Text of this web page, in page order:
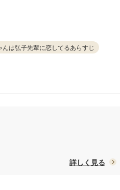
んは弘子先輩に恋してるあらすじ
詳しく見る